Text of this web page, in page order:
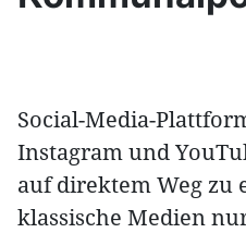
Social-Media-
Instagram und
auf direktem Weg zu
klassische Medien